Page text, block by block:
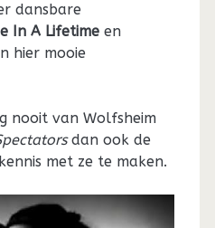
dansbare
In A Lifetimeen
hier mooie
nooit van Wolfsheim
dan ook de
met ze te maken.